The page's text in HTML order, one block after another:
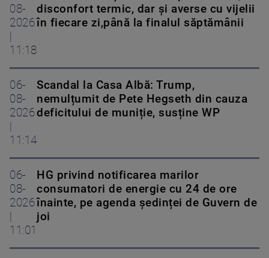
08-
2026
11:18
disconfort termic, dar şi averse cu vijelii
în fiecare zi,până la finalul săptămânii
06-
08-
2026
11:14
Scandal la Casa Albă: Trump,
nemulțumit de Pete Hegseth din cauza
deficitului de muniție, susține WP
06-
08-
2026
11:01
HG privind notificarea marilor
consumatori de energie cu 24 de ore
înainte, pe agenda ședinței de Guvern de
joi